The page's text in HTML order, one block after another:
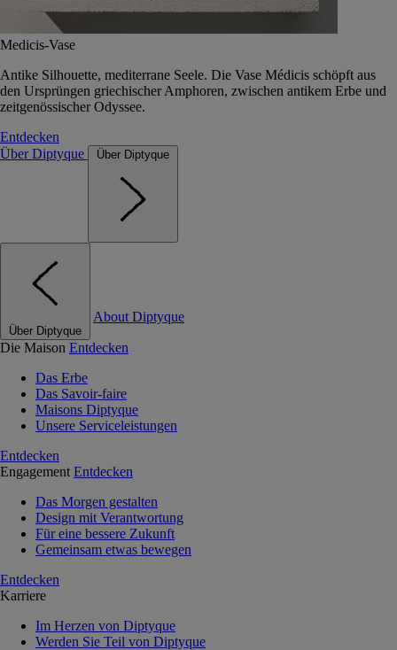
Medicis-Vase
Antike Silhouette, mediterrane Seele. Die Vase Médicis schöpft aus
den Ursprüngen griechischer Amphoren, zwischen antikem Erbe und
zeitgenössischer Odyssee.
Entdecken
Über Diptyque
Über Diptyque
Über Diptyque
About Diptyque
Die Maison Entdecken
Das Erbe
Das Savoir-faire
Maisons Diptyque
Unsere Serviceleistungen
Entdecken
Engagement Entdecken
Das Morgen gestalten
Design mit Verantwortung
Für eine bessere Zukunft
Gemeinsam etwas bewegen
Entdecken
Karriere
Im Herzen von Diptyque
Werden Sie Teil von Diptyque